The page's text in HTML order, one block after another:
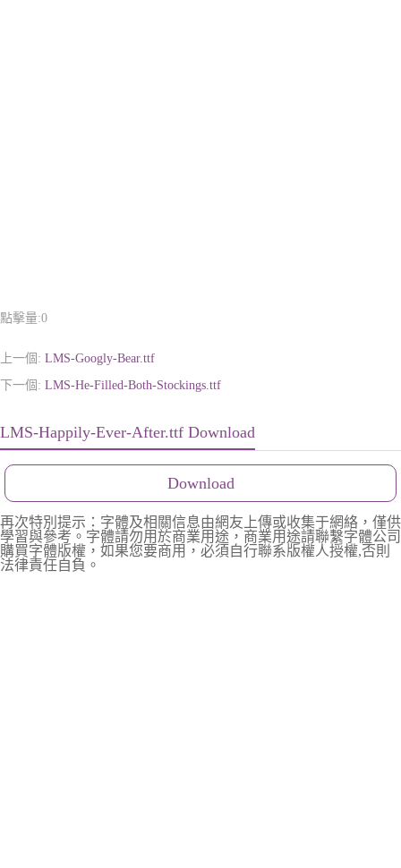
點擊量:0
上一個: LMS-Googly-Bear.ttf
下一個: LMS-He-Filled-Both-Stockings.ttf
LMS-Happily-Ever-After.ttf Download
Download
再次特別提示：字體及相關信息由網友上傳或收集于網絡，僅供
學習與參考。字體請勿用於商業用途，商業用途請聯繫字體公司
購買字體版權，如果您要商用，必須自行聯系版權人授權,否則
法律責任自負。